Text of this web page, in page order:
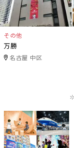
その他
万勝
名古屋 中区